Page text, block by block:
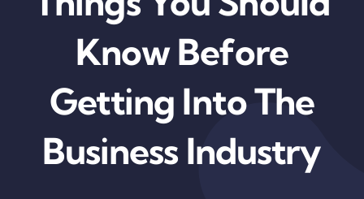
Know Before
Getting Into The
Business Industry